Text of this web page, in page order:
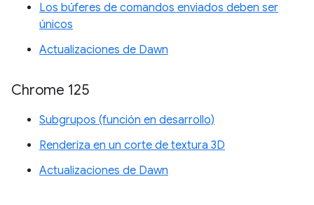
Los búferes de comandos enviados deben ser
únicos
Actualizaciones de Dawn
Chrome 125
Subgrupos (función en desarrollo)
Renderiza en un corte de textura 3D
Actualizaciones de Dawn